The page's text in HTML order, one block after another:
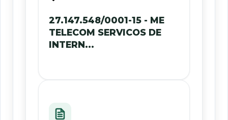
27.147.548/0001-15 - ME
TELECOM SERVICOS DE
INTERN...